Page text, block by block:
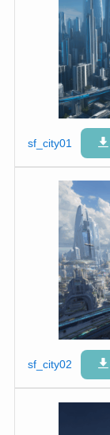
sf_city01
sf_city02